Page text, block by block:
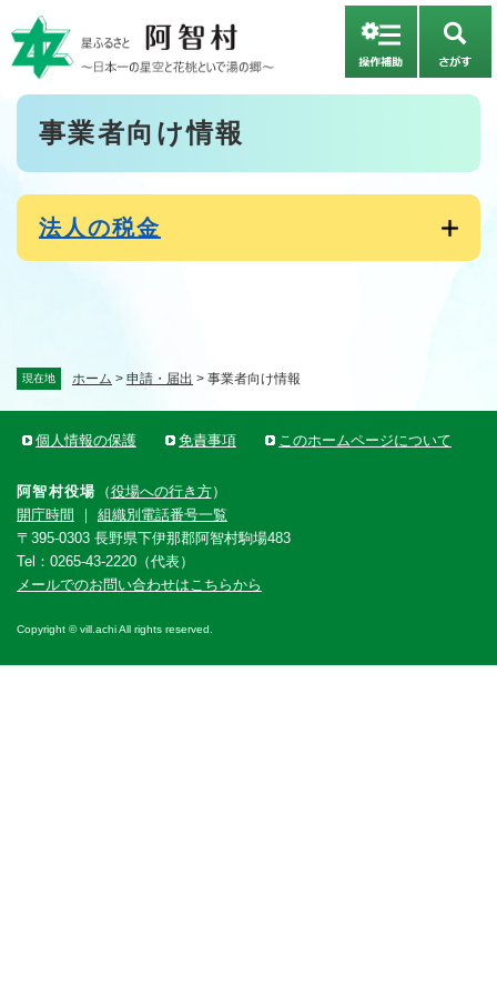
ー
ジ
が
す
現在地 ホーム > 申請・届出 > 事業者向け情報
本
事業者向け情報
法人の税金
個人情報の保護 免責事項 このホームページについて
阿智村役場 （役場への行き方）
開庁時間 ｜ 組織別電話番号一覧
〒395-0303 長野県下伊那郡阿智村駒場483
Tel：0265-43-2220（代表）
メールでのお問い合わせはこちらから
Copyright © vill.achi All rights reserved.